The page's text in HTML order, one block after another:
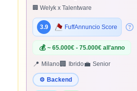
🏢 Welyk x Talentware
3.9 FuffAnnuncio Score
💰 ~ 65.000€ - 75.000€ all'anno
📍 Milano🏢 Ibrido💼 Senior
⚙️ Backend